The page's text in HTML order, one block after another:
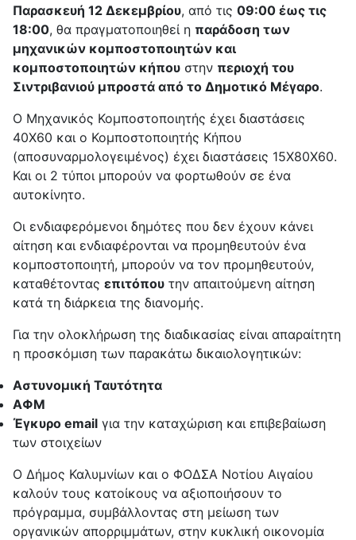
Παρασκευή 12 Δεκεμβρίου, από τις 09:00 έως τις
18:00, θα πραγματοποιηθεί η παράδοση των
μηχανικών κομποστοποιητών και
κομποστοποιητών κήπου στην περιοχή του
Σιντριβανιού μπροστά από το Δημοτικό Μέγαρο.
Ο Μηχανικός Κομποστοποιητής έχει διαστάσεις
40Χ60 και ο Κομποστοποιητής Κήπου
(αποσυναρμολογειμένος) έχει διαστάσεις 15Χ80Χ60.
Και οι 2 τύποι μπορούν να φορτωθούν σε ένα
αυτοκίνητο.
Οι ενδιαφερόμενοι δημότες που δεν έχουν κάνει
αίτηση και ενδιαφέρονται να προμηθευτούν ένα
κομποστοποιητή, μπορούν να τον προμηθευτούν,
καταθέτοντας επιτόπου την απαιτούμενη αίτηση
κατά τη διάρκεια της διανομής.
Για την ολοκλήρωση της διαδικασίας είναι απαραίτητη
η προσκόμιση των παρακάτω δικαιολογητικών:
Αστυνομική Ταυτότητα
ΑΦΜ
Έγκυρο email για την καταχώριση και επιβεβαίωση
των στοιχείων
Ο Δήμος Καλυμνίων και ο ΦΟΔΣΑ Νοτίου Αιγαίου
καλούν τους κατοίκους να αξιοποιήσουν το
πρόγραμμα, συμβάλλοντας στη μείωση των
οργανικών απορριμμάτων, στην κυκλική οικονομία